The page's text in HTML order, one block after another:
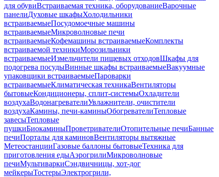
для обувиВстраиваемая техника, оборудованиеВарочные
панелиДуховые шкафыХолодильники
встраиваемыеПосудомоечные машины
встраиваемыеМикроволновые печи
встраиваемыеКофемашины встраиваемыеКомплекты
встраиваемой техникиМорозильники
встраиваемыеИзмельчители пищевых отходовШкафы для
подогрева посудыВинные шкафы встраиваемыеВакуумные
упаковщики встраиваемыеПароварки
встраиваемыеКлиматическая техникаВентиляторы
бытовыеКондиционеры, сплит-системыОхладители
воздухаВодонагревателиУвлажнители, очистители
воздухаКамины, печи-каминыОбогревателиТепловые
завесыТепловые
пушкиБиокаминыПроветривателиОтопительные печиБанные
печиПорталы для каминовВентиляторы вытяжные
МетеостанцииГазовые баллоны бытовыеТехника для
приготовления едыАэрогрилиМикроволновые
печиМультиваркиСэндвичницы, хот-дог
мейкерыТостерыЭлектрогрили,